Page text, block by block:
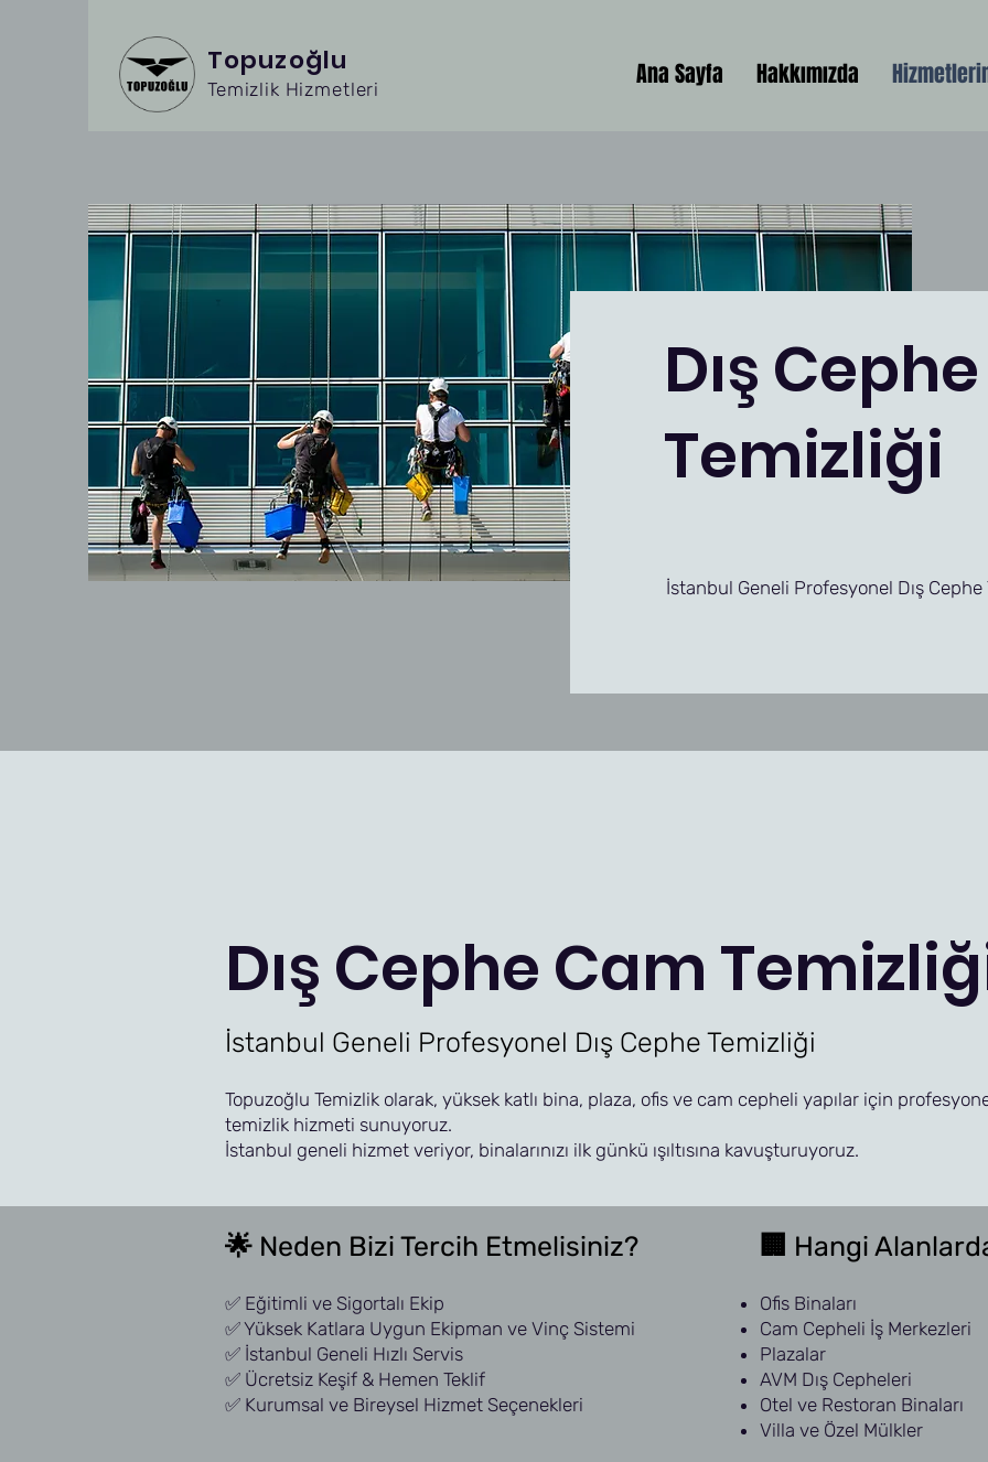
Topuzoğlu
Temizlik Hizmetleri Ana Sayfa Hakkımızda
Dış
Temizliği
İstanbul Geneli Profesyonel Dış Cephe
Dış Cephe Cam
İstanbul Geneli Profesyonel Dış Cephe Temizliği
Topuzoğlu Temizlik olarak, yüksek katlı bina, plaza, ofis ve cam cepheli yapılar için
temizlik hizmeti sunuyoruz.
İstanbul geneli hizmet veriyor, binalarınızı ilk günkü ışıltısına kavuşturuyoruz.
🌟 Neden Bizi Tercih Etmelisiniz?
✅ Eğitimli ve Sigortalı Ekip
✅ Yüksek Katlara Uygun Ekipman ve Vinç Sistemi
✅ İstanbul Geneli Hızlı Servis
✅ Ücretsiz Keşif & Hemen Teklif
✅ Kurumsal ve Bireysel Hizmet Seçenekleri
🏢 Hangi
Ofis Binaları
Cam Cepheli İş Merkezleri
Plazalar
AVM Dış Cepheleri
Otel ve Restoran Binaları
Villa ve Özel Mülkler